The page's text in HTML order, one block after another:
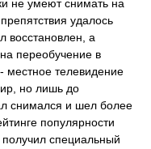
не умеют снимать на
удалось
восстановлен, а
переобучение в
местное телевидение
но лишь до
снимался и шел более
популярности
получил специальный